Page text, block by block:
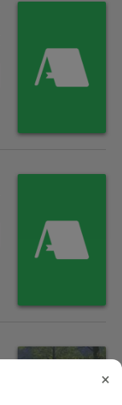
×